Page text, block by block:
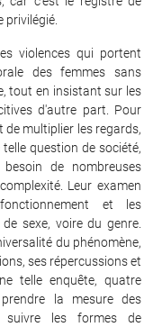
privilégié.
violences qui portent
des femmes sans
tout en insistant sur les
d'autre part. Pour
de multiplier les regards,
question de société,
de nombreuses
Leur examen
et les
sexe, voire du genre.
du phénomène,
ses répercussions et
telle enquête, quatre
la mesure des
suivre les formes de